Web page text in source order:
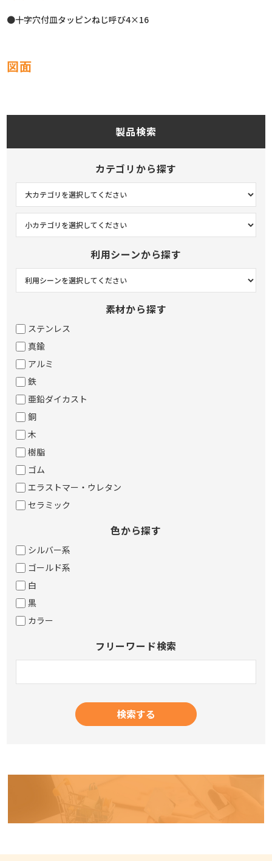
●十字穴付皿タッピンねじ呼び4×16
図面
製品検索
カテゴリから探す
利用シーンから探す
素材から探す
ステンレス
真鍮
アルミ
鉄
亜鉛ダイカスト
銅
木
樹脂
ゴム
エラストマー・ウレタン
セラミック
色から探す
シルバー系
ゴールド系
白
黒
カラー
フリーワード検索